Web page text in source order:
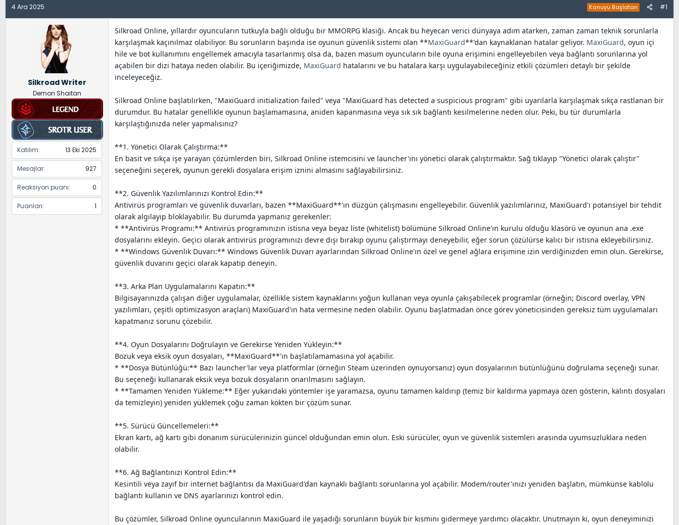
B
a
ı
h
i
e
r
4 Ara 2025 Konuyu Başlatan #1
Silkroad Writer
Demon Shaitan
Katılım 13 Eki 2025
Mesajlar 927
Reaksiyon puanı 0
Puanları 1
Silkroad Online, yıllardır oyuncuların tutkuyla bağlı olduğu bir MMORPG klasiği. Ancak bu heyecan verici dünyaya adım atarken, zaman zaman teknik sorunlarla
karşılaşmak kaçınılmaz olabiliyor. Bu sorunların başında ise oyunun güvenlik sistemi olan **MaxiGuard**'dan kaynaklanan hatalar geliyor. MaxiGuard, oyun içi
hile ve bot kullanımını engellemek amacıyla tasarlanmış olsa da, bazen masum oyuncuların bile oyuna erişimini engelleyebilen veya bağlantı sorunlarına yol
açabilen bir dizi hataya neden olabilir. Bu içeriğimizde, MaxiGuard hatalarını ve bu hatalara karşı uygulayabileceğiniz etkili çözümleri detaylı bir şekilde
inceleyeceğiz.
Silkroad Online başlatılırken, "MaxiGuard initialization failed" veya "MaxiGuard has detected a suspicious program" gibi uyarılarla karşılaşmak sıkça rastlanan bir
durumdur. Bu hatalar genellikle oyunun başlamamasına, aniden kapanmasına veya sık sık bağlantı kesilmelerine neden olur. Peki, bu tür durumlarla
karşılaştığınızda neler yapmalısınız?
**1. Yönetici Olarak Çalıştırma:**
En basit ve sıkça işe yarayan çözümlerden biri, Silkroad Online istemcisini ve launcher'ını yönetici olarak çalıştırmaktır. Sağ tıklayıp "Yönetici olarak çalıştır"
seçeneğini seçerek, oyunun gerekli dosyalara erişim iznini almasını sağlayabilirsiniz.
**2. Güvenlik Yazılımlarınızı Kontrol Edin:**
Antivirüs programları ve güvenlik duvarları, bazen **MaxiGuard**'ın düzgün çalışmasını engelleyebilir. Güvenlik yazılımlarınız, MaxiGuard'ı potansiyel bir tehdit
olarak algılayıp bloklayabilir. Bu durumda yapmanız gerekenler:
* **Antivirüs Programı:** Antivirüs programınızın istisna veya beyaz liste (whitelist) bölümüne Silkroad Online'ın kurulu olduğu klasörü ve oyunun ana .exe
dosyalarını ekleyin. Geçici olarak antivirüs programınızı devre dışı bırakıp oyunu çalıştırmayı deneyebilir, eğer sorun çözülürse kalıcı bir istisna ekleyebilirsiniz.
* **Windows Güvenlik Duvarı:** Windows Güvenlik Duvarı ayarlarından Silkroad Online'ın özel ve genel ağlara erişimine izin verdiğinizden emin olun. Gerekirse,
güvenlik duvarını geçici olarak kapatıp deneyin.
**3. Arka Plan Uygulamalarını Kapatın:**
Bilgisayarınızda çalışan diğer uygulamalar, özellikle sistem kaynaklarını yoğun kullanan veya oyunla çakışabilecek programlar (örneğin; Discord overlay, VPN
yazılımları, çeşitli optimizasyon araçları) MaxiGuard'ın hata vermesine neden olabilir. Oyunu başlatmadan önce görev yöneticisinden gereksiz tüm uygulamaları
kapatmanız sorunu çözebilir.
**4. Oyun Dosyalarını Doğrulayın ve Gerekirse Yeniden Yükleyin:**
Bozuk veya eksik oyun dosyaları, **MaxiGuard**'ın başlatılamamasına yol açabilir.
* **Dosya Bütünlüğü:** Bazı launcher'lar veya platformlar (örneğin Steam üzerinden oynuyorsanız) oyun dosyalarının bütünlüğünü doğrulama seçeneği sunar.
Bu seçeneği kullanarak eksik veya bozuk dosyaların onarılmasını sağlayın.
* **Tamamen Yeniden Yükleme:** Eğer yukarıdaki yöntemler işe yaramazsa, oyunu tamamen kaldırıp (temiz bir kaldırma yapmaya özen gösterin, kalıntı dosyaları
da temizleyin) yeniden yüklemek çoğu zaman kökten bir çözüm sunar.
**5. Sürücü Güncellemeleri:**
Ekran kartı, ağ kartı gibi donanım sürücülerinizin güncel olduğundan emin olun. Eski sürücüler, oyun ve güvenlik sistemleri arasında uyumsuzluklara neden
olabilir.
**6. Ağ Bağlantınızı Kontrol Edin:**
Kesintili veya zayıf bir internet bağlantısı da MaxiGuard'dan kaynaklı bağlantı sorunlarına yol açabilir. Modem/router'ınızı yeniden başlatın, mümkünse kablolu
bağlantı kullanın ve DNS ayarlarınızı kontrol edin.
Bu çözümler, Silkroad Online oyuncularının MaxiGuard ile yaşadığı sorunların büyük bir kısmını gidermeye yardımcı olacaktır. Unutmayın ki, oyun deneyiminizi